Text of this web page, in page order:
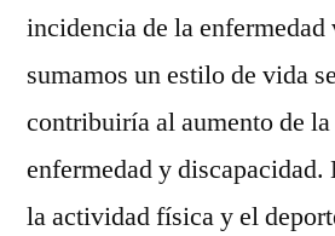
incidencia de la enfermedad
sumamos un estilo de vida
contribuiría al aumento de la
enfermedad y discapacidad.
la actividad física y el